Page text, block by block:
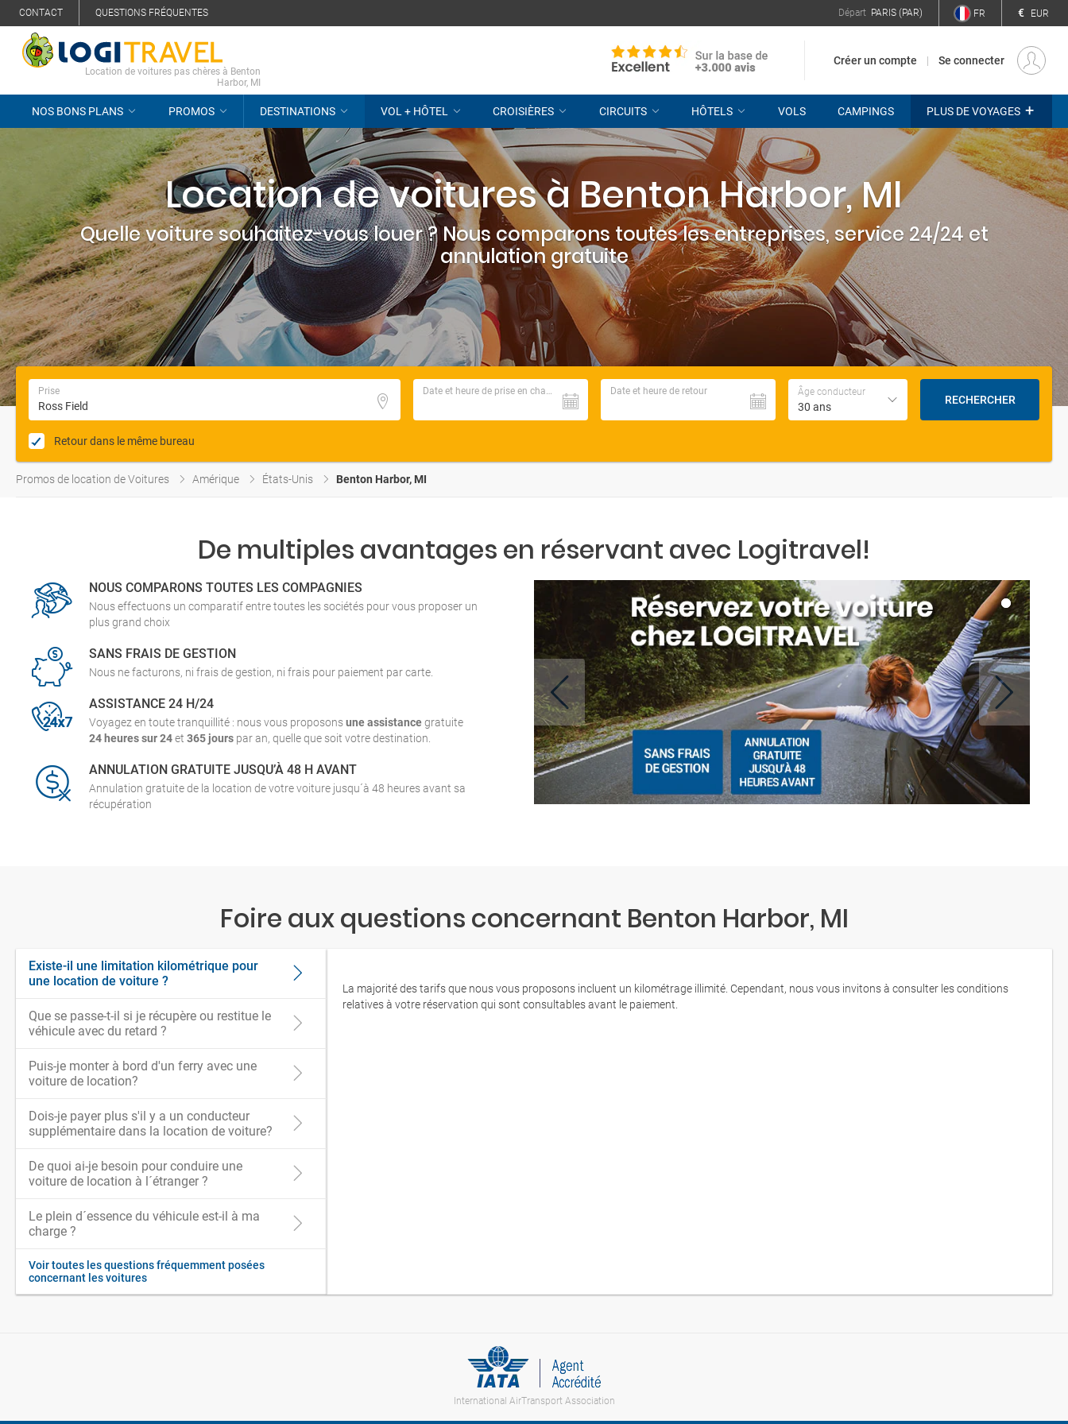
CONTACT QUESTIONS FRÉQUENTES Départ PARIS (PAR) FR € EUR
Location de voitures pas chères à Benton
Harbor, MI
Créer un compte Se connecter
NOS BONS PLANS PROMOS DESTINATIONS VOL + HÔTEL CROISIÈRES CIRCUITS HÔTELS VOLS CAMPINGS PLUS DE VOYAGES +
Location de voitures à Benton Harbor, MI
Quelle voiture souhaitez-vous louer ? Nous comparons toutes les entreprises, service 24/24 et
annulation gratuite
Prise Date et heure de prise en charge Date et heure de retour Âge conducteur
30 ans
RECHERCHER
Retour dans le même bureau
Promos de location de Voitures Amérique États-Unis Benton Harbor, MI
De multiples avantages en réservant avec Logitravel!
NOUS COMPARONS TOUTES LES COMPAGNIES
Nous effectuons un comparatif entre toutes les sociétés pour vous proposer un
plus grand choix
SANS FRAIS DE GESTION
Nous ne facturons, ni frais de gestion, ni frais pour paiement par carte.
ASSISTANCE 24 H/24
Voyagez en toute tranquillité : nous vous proposonsune assistancegratuite
24 heures sur 24et 365 jours par an, quelle que soit votre destination.
ANNULATION GRATUITE JUSQU’À 48 H AVANT
Annulation gratuite de la location de votre voiture jusqu´à 48 heures avant sa
récupération
Foire aux questions concernant Benton Harbor, MI
Existe-il une limitation kilométrique pour
une location de voiture ?
Que se passe-t-il si je récupère ou restitue le
véhicule avec du retard ?
Puis-je monter à bord d'un ferry avec une
voiture de location?
Dois-je payer plus s'il y a un conducteur
supplémentaire dans la location de voiture?
De quoi ai-je besoin pour conduire une
voiture de location à l´étranger ?
Le plein d´essence du véhicule est-il à ma
charge ?
Voir toutes les questions fréquemment posées
concernant les voitures
La majorité des tarifs que nous vous proposons incluent un kilométrage illimité. Cependant, nous vous invitons à consulter les conditions
relatives à votre réservation qui sont consultables avant le paiement.
International AirTransport Association